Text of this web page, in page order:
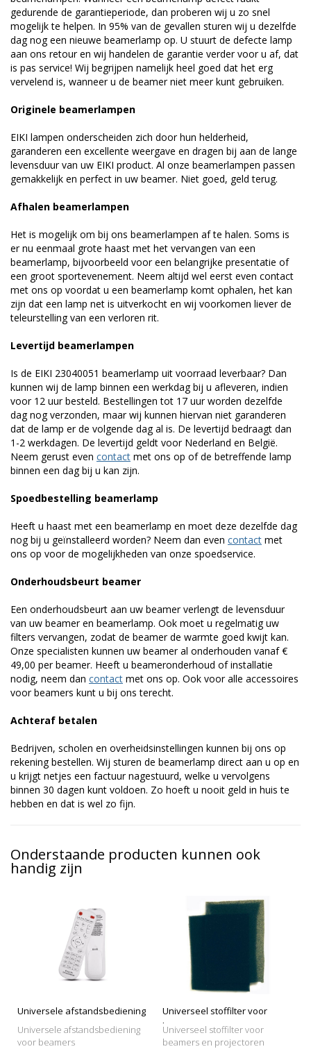
gedurende de garantieperiode, dan proberen wij u zo snel
mogelijk te helpen. In 95% van de gevallen sturen wij u dezelfde
dag nog een nieuwe beamerlamp op. U stuurt de defecte lamp
aan ons retour en wij handelen de garantie verder voor u af, dat
is pas service! Wij begrijpen namelijk heel goed dat het erg
vervelend is, wanneer u de beamer niet meer kunt gebruiken.
Originele beamerlampen
EIKI lampen onderscheiden zich door hun helderheid,
garanderen een excellente weergave en dragen bij aan de lange
levensduur van uw EIKI product. Al onze beamerlampen passen
gemakkelijk en perfect in uw beamer. Niet goed, geld terug.
Afhalen beamerlampen
Het is mogelijk om bij ons beamerlampen af te halen. Soms is
er nu eenmaal grote haast met het vervangen van een
beamerlamp, bijvoorbeeld voor een belangrijke presentatie of
een groot sportevenement. Neem altijd wel eerst even contact
met ons op voordat u een beamerlamp komt ophalen, het kan
zijn dat een lamp net is uitverkocht en wij voorkomen liever de
teleurstelling van een verloren rit.
Levertijd beamerlampen
Is de EIKI 23040051 beamerlamp uit voorraad leverbaar? Dan
kunnen wij de lamp binnen een werkdag bij u afleveren, indien
voor 12 uur besteld. Bestellingen tot 17 uur worden dezelfde
dag nog verzonden, maar wij kunnen hiervan niet garanderen
dat de lamp er de volgende dag al is. De levertijd bedraagt dan
1-2 werkdagen. De levertijd geldt voor Nederland en België.
Neem gerust even contact met ons op of de betreffende lamp
binnen een dag bij u kan zijn.
Spoedbestelling beamerlamp
Heeft u haast met een beamerlamp en moet deze dezelfde dag
nog bij u geïnstalleerd worden? Neem dan even contact met
ons op voor de mogelijkheden van onze spoedservice.
Onderhoudsbeurt beamer
Een onderhoudsbeurt aan uw beamer verlengt de levensduur
van uw beamer en beamerlamp. Ook moet u regelmatig uw
filters vervangen, zodat de beamer de warmte goed kwijt kan.
Onze specialisten kunnen uw beamer al onderhouden vanaf €
49,00 per beamer. Heeft u beameronderhoud of installatie
nodig, neem dan contact met ons op. Ook voor alle accessoires
voor beamers kunt u bij ons terecht.
Achteraf betalen
Bedrijven, scholen en overheidsinstellingen kunnen bij ons op
rekening bestellen. Wij sturen de beamerlamp direct aan u op en
u krijgt netjes een factuur nagestuurd, welke u vervolgens
binnen 30 dagen kunt voldoen. Zo hoeft u nooit geld in huis te
hebben en dat is wel zo fijn.
Onderstaande producten kunnen ook
handig zijn
Universele afstandsbediening
Universele afstandsbediening
voor beamers
Universeel stoffilter voor
beamers
Universeel stoffilter voor
beamers en projectoren